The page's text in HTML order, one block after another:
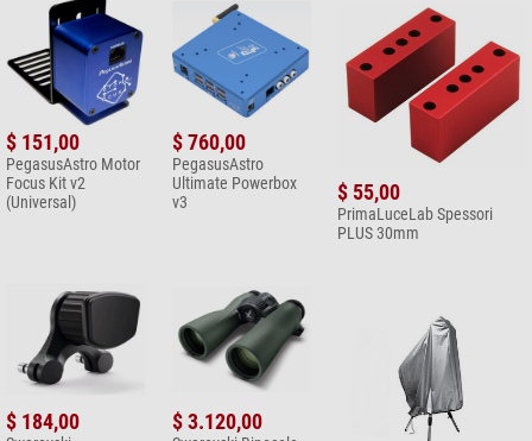
$ 151,00
PegasusAstro Motor
Focus Kit v2
(Universal)
$ 760,00
PegasusAstro
Ultimate Powerbox
v3
$ 55,00
PrimaLuceLab Spessori
PLUS 30mm
$ 184,00 $ 3.120,00